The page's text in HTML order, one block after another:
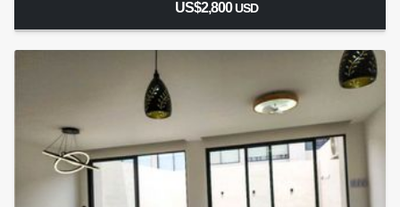
US$2,800USD